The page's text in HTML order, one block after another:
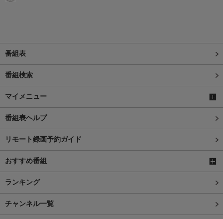
番組表
番組検索
マイメニュー
番組表ヘルプ
リモート録画予約ガイド
おすすめ番組
ランキング
チャンネル一覧